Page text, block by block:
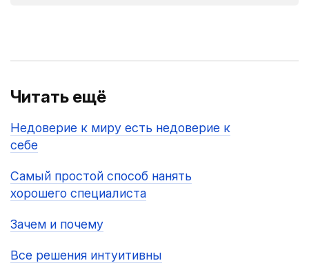
Читать ещё
Недоверие к миру есть недоверие к
себе
Самый простой способ нанять
хорошего специалиста
Зачем и почему
Все решения интуитивны